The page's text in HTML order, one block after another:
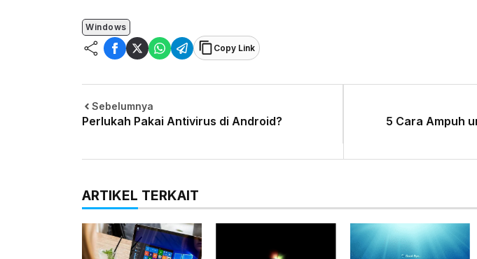
Windows
Copy Link
Sebelumnya
Perlukah Pakai Antivirus di Android?
5 Cara Ampuh
ARTIKEL TERKAIT